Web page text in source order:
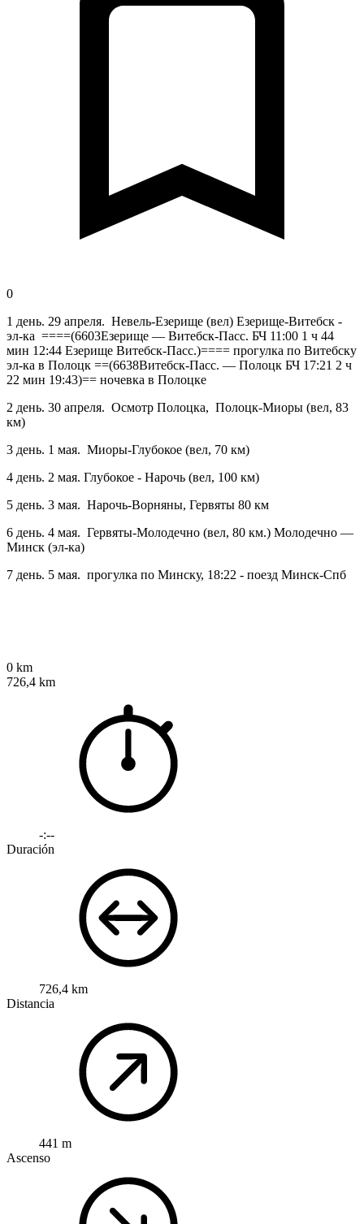
0
1 день. 29 апреля. Невель-Езерище (вел) Езерище-Витебск -
эл-ка ====(6603Езерище — Витебск-Пасс. БЧ 11:00 1 ч 44
мин 12:44 Езерище Витебск-Пасс.)==== прогулка по Витебску
эл-ка в Полоцк ==(6638Витебск-Пасс. — Полоцк БЧ 17:21 2 ч
22 мин 19:43)== ночевка в Полоцке
2 день. 30 апреля. Осмотр Полоцка, Полоцк-Миоры (вел, 83
км)
3 день. 1 мая. Миоры-Глубокое (вел, 70 км)
4 день. 2 мая. Глубокое - Нарочь (вел, 100 км)
5 день. 3 мая. Нарочь-Ворняны, Гервяты 80 км
6 день. 4 мая. Гервяты-Молодечно (вел, 80 км.) Молодечно —
Минск (эл-ка)
7 день. 5 мая. прогулка по Минску, 18:22 - поезд Минск-Спб
0 km
726,4 km
-:--
Duración
726,4 km
Distancia
441 m
Ascenso